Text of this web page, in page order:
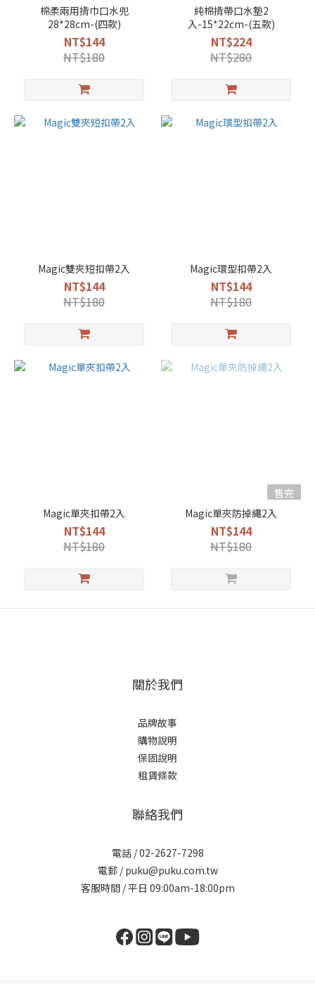
棉柔兩用揹巾口水兜
28*28cm-(四款)
NT$144
NT$180
純棉揹帶口水墊2
入-15*22cm-(五款)
NT$224
NT$280
Magic雙夾短扣帶2入
NT$144
NT$180
Magic環型扣帶2入
NT$144
NT$180
Magic單夾扣帶2入
NT$144
NT$180
售完
Magic單夾防掉繩2入
NT$144
NT$180
關於我們
品牌故事
購物說明
保固說明
租賃條款
聯絡我們
電話 / 02-2627-7298
電郵 / puku@puku.com.tw
客服時間 / 平日 09:00am-18:00pm